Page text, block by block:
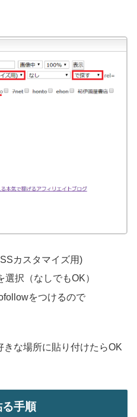
カスタマイズ用)
択（なしでもOK）
をつけるので
な場所に貼り付けたらOK
る手順